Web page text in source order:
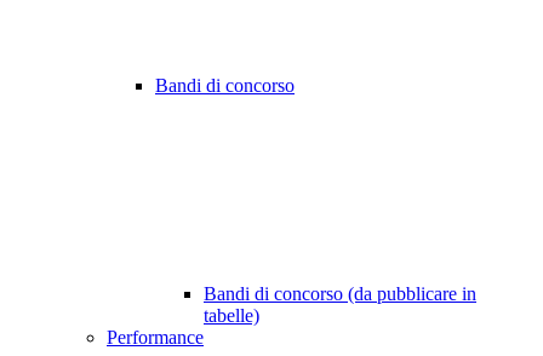
Bandi di concorso
Bandi di concorso (da pubblicare in
tabelle)
Performance